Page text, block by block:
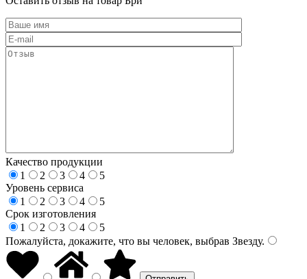
Качество продукции
1
2 3 4
5
Уровень сервиса
1
2 3 4
5
Срок изготовления
1
2 3 4
5
Пожалуйста, докажите, что вы человек, выбрав Звезду.